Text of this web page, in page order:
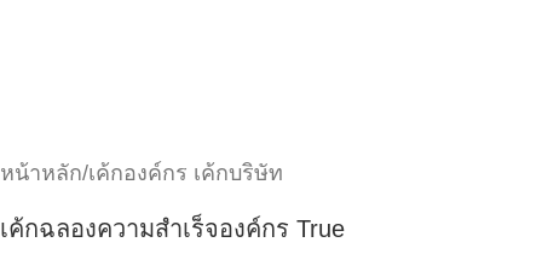
หน้าหลัก/เค้กองค์กร เค้กบริษัท
เค้กฉลองความสำเร็จองค์กร True